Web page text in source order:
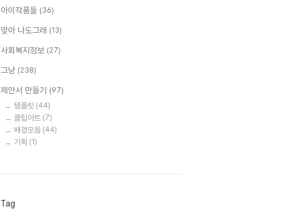
아이작품들 (36)
맞아 나도그래 (13)
사회복지정보 (27)
그냥 (238)
제안서 만들기 (97)
템플릿 (44)
클립아트 (7)
배경모음 (44)
기획 (1)
Tag